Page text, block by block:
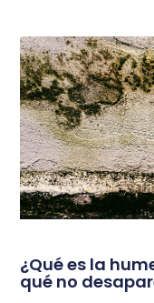
¿Qué es la
qué no